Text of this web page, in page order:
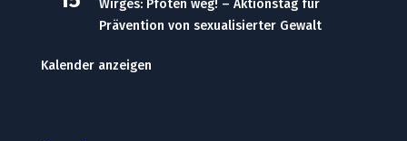
Wirges: Pfoten weg! – Aktionstag für
Prävention von sexualisierter Gewalt
Kalender anzeigen